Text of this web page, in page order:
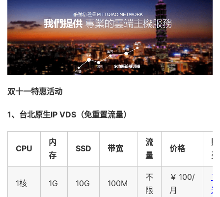
双十一特惠活动
1、台北原生IP VDS（免重置流量）
CPU
内
存
SSD 带宽
流
量
价格
购
买
1核 1G 10G 100M
不
限
￥100/
月
直
达